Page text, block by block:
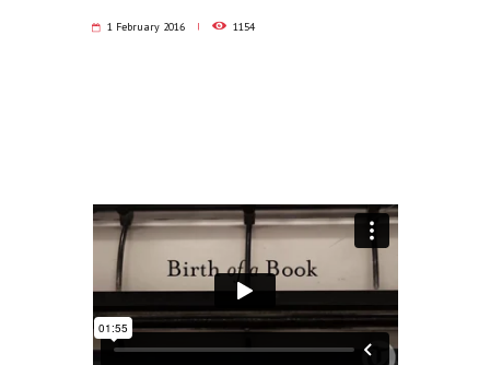
1 February 2016 1154